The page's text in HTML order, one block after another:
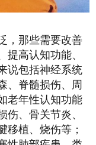
，那些需要改善
高认知功能、
说包括神经系统
、脊髓损伤、周
老年性认知功能
伤、骨关节炎、
移植、烧伤等；